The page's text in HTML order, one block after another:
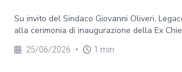
Su invito del Sindaco Giovanni Oliveri,
alla cerimonia di inaugurazione della Ex
25/06/2026 • 1 min